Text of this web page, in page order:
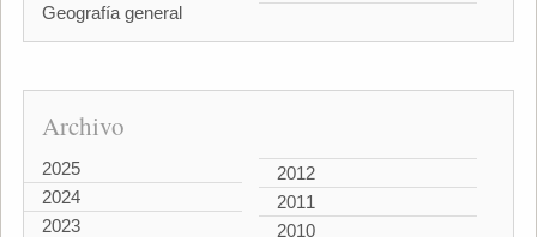
Geografía general
Archivo
2025
2024
2023
2012
2011
2010